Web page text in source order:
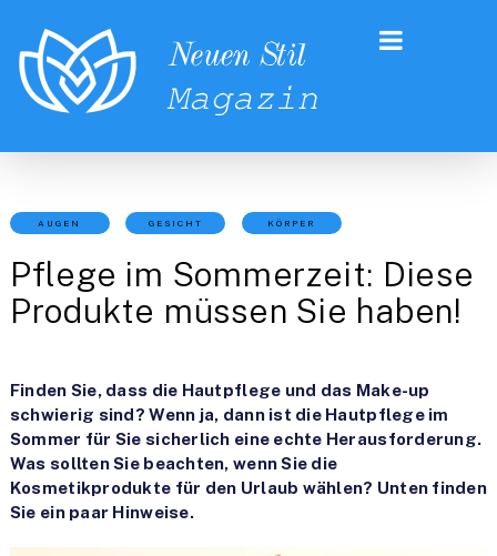
AUGEN GESICHT KÖRPER
Pflege im Sommerzeit: Diese
Produkte müssen Sie haben!
Finden Sie, dass die Hautpflege und das Make-up
schwierig sind? Wenn ja, dann ist die Hautpflege im
Sommer für Sie sicherlich eine echte Herausforderung.
Was sollten Sie beachten, wenn Sie die
Kosmetikprodukte für den Urlaub wählen? Unten finden
Sie ein paar Hinweise.